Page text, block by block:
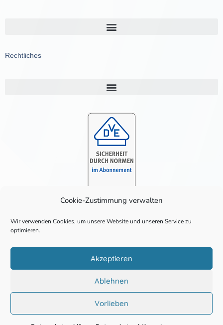
Cookie-Zustimmung verwalten
Wir verwenden Cookies, um unsere Website und unseren Service zu
optimieren.
Akzeptieren
Ablehnen
Vorlieben
Rechtliches
Eingetragen als Errichter: